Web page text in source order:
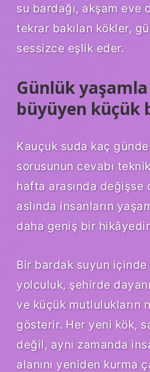
su bardağı, akşam eve
tekrar bakılan kökler,
sessizce eşlik eder.
Günlük
büyüyen küçük
Kauçuk suda kaç
sorusunun cevabı
hafta arasında değişse
aslında insanların
daha geniş bir
Bir bardak suyun
yolculuk, şehirde
ve küçük mutlulukların
gösterir. Her yeni kök,
değil, aynı zamanda
alanını yeniden kurma